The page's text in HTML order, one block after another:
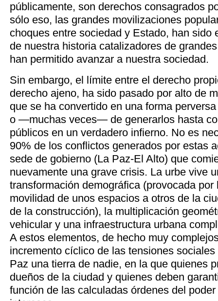
públicamente, son derechos consagrados
sólo eso, las grandes movilizaciones
choques entre sociedad y Estado, han sido
de nuestra historia catalizadores de
han permitido avanzar a nuestra sociedad.
Sin embargo, el límite entre el derecho
derecho ajeno, ha sido pasado por alto de
que se ha convertido en una forma
o —muchas veces— de generarlos hasta
públicos en un verdadero infierno. No es
90% de los conflictos generados por estas
sede de gobierno (La Paz-El Alto) que
nuevamente una grave crisis. La urbe vive
transformación demográfica (provocada por
movilidad de unos espacios a otros de la
de la construcción), la multiplicación
vehicular y una infraestructura urbana
A estos elementos, de hecho muy
incremento cíclico de las tensiones
Paz una tierra de nadie, en la que quienes
dueños de la ciudad y quienes deben
función de las calculadas órdenes del